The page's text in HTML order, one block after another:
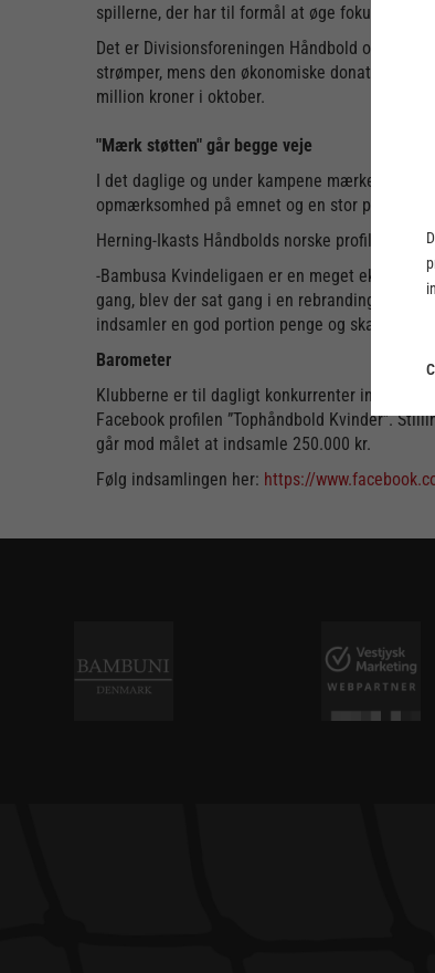
spillerne, der har til formål at øge fokus på
Det er Divisionsforeningen Håndbold og
strømper, mens den økonomiske donation
million kroner i oktober.
"Mærk støtten" går begge veje
I det daglige og under kampene mærker
opmærksomhed på emnet og en stor pose
Herning-Ikasts Håndbolds norske profil,
-Bambusa Kvindeligaen er en meget
gang, blev der sat gang i en rebranding af
indsamler en god portion penge og skaber
Barometer
Klubberne er til dagligt konkurrenter inde på
Facebook profilen ”Tophåndbold Kvinder”.
går mod målet at indsamle 250.000 kr.
Følg indsamlingen her: https://